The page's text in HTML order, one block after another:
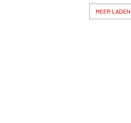
MEER LADEN